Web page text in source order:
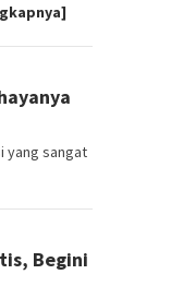
yang sangat
Begini